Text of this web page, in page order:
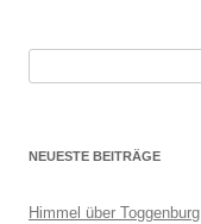
NEUESTE BEITRÄGE
Himmel über Toggenburg